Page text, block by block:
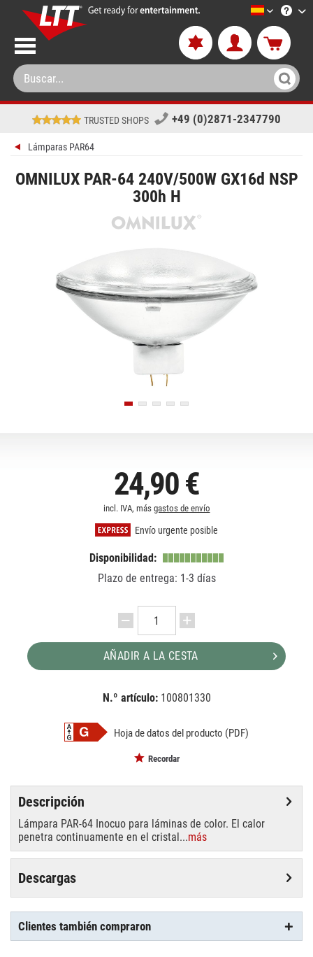
LTT-
TRUSTED SHOPS +49 (0)2871-2347790
Lámparas PAR64
OMNILUX PAR-64 240V/500W GX16d NSP
300h H
24,90 €
incl. IVA, más gastos de envío
Envío urgente posible
Disponibilidad:
Plazo de entrega: 1-3 días
AÑADIR A LA CESTA
N.º artículo: 100801330
Hoja de datos del producto (PDF)
Recordar
Descripción
Lámpara PAR-64 Inocuo para láminas de color. El calor
penetra continuamente en el cristal...más
Descargas
Clientes también compraron